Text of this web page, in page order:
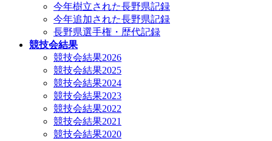
今年樹立された長野県記録
今年追加された長野県記録
長野県選手権・歴代記録
競技会結果
競技会結果2026
競技会結果2025
競技会結果2024
競技会結果2023
競技会結果2022
競技会結果2021
競技会結果2020